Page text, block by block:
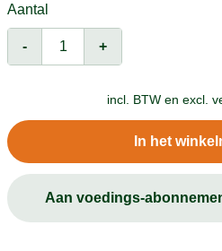
Aantal
- +
incl. BTW en excl.
In het
Aan voedings-